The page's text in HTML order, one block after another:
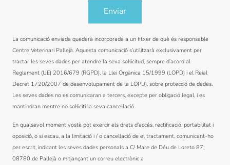
Enviar
La comunicació enviada quedarà incorporada a un fitxer de què és responsable
Centre Veterinari Pallejà. Aquesta comunicació s’utilitzarà exclusivament per
tractar les seves dades per atendre la seva sol·licitud, sempre d’acord al
Reglament (UE) 2016/679 (RGPD), la Llei Orgànica 15/1999 (LOPD) i el Reial
Decret 1720/2007 de desenvolupament de la LOPD), sobre protecció de dades.
Les seves dades no es comunicaran a tercers, excepte per obligació legal, i es
mantindran mentre no sol·liciti la seva cancel·lació.
En qualsevol moment vostè pot exercir els drets d’accés, rectificació, portabilitat i
oposició, o si escau, a la limitació i / o cancel·lació de el tractament, comunicant-ho
per escrit, indicant les seves dades personals a C/ Mare de Déu de Loreto 87,
08780 de Pallejà o mitjançant un correu electrònic a